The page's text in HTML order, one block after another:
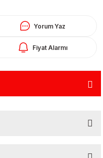
Yorum Yaz
Fiyat Alarmı